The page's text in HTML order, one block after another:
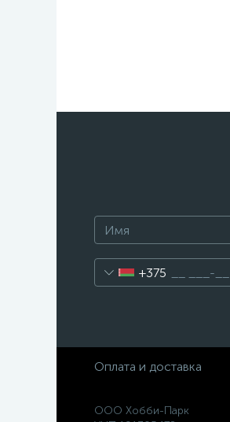
+375
Оплата и доставка
ООО Хобби-Парк